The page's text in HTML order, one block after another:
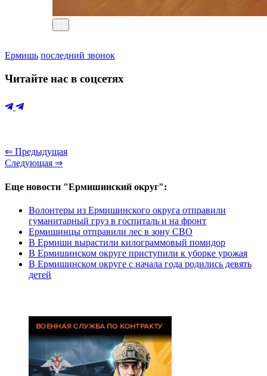
Ермишь последний звонок
Читайте нас в соцсетях
⇐ Предыдущая
Следующая ⇒
Еще новости "Ермишинский округ":
Волонтеры из Ермишинского округа отправили
гуманитарный груз в госпиталь и на фронт
Ермишинцы отправили лес в зону СВО
В Ермиши вырастили килограммовый помидор
В Ермишинском округе приступили к уборке урожая
В Ермишинском округе с начала года родились девять
детей